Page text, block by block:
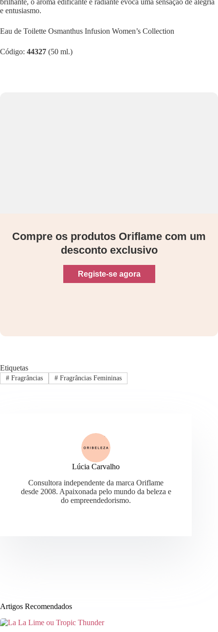
e entusiasmo.
Eau de Toilette Osmanthus Infusion Women’s Collection
Código: 44327 (50 ml.)
Compre os produtos Oriflame com um
desconto exclusivo
Registe-se agora
Etiquetas
#Fragrâncias #Fragrâncias Femininas
Lúcia Carvalho
Consultora independente da marca Oriflame
desde 2008. Apaixonada pelo mundo da beleza e
do empreendedorismo.
Artigos Recomendados